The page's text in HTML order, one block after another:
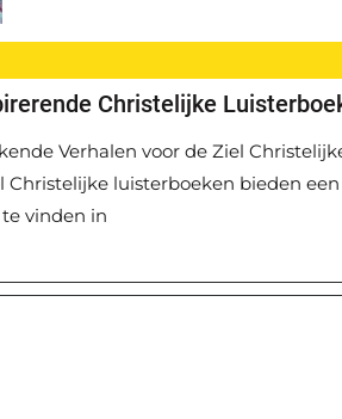
Christelijke
Verhalen voor de Ziel
Christelijke luisterboeken bieden
vinden in